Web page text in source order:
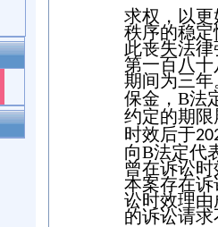
求权，以
秩序的稳
此丧失法
第一百八
期间为三
保金， B法
约定的期
时效后于
向B法定代
曾在诉讼
本案存在
讼时效理
的诉讼请